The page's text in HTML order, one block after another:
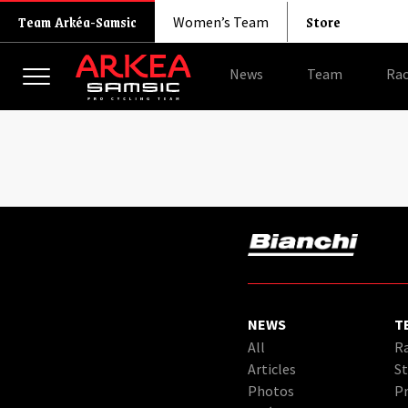
Team Arkéa-Samsic Women’s Team Store
News Team
NEWS
All
Articles
Photos